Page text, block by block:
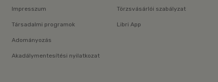
Impresszum
Társadalmi programok
Adományozás
Akadálymentesítési nyilatkozat
Törzsvásárlói szabályzat
Libri App